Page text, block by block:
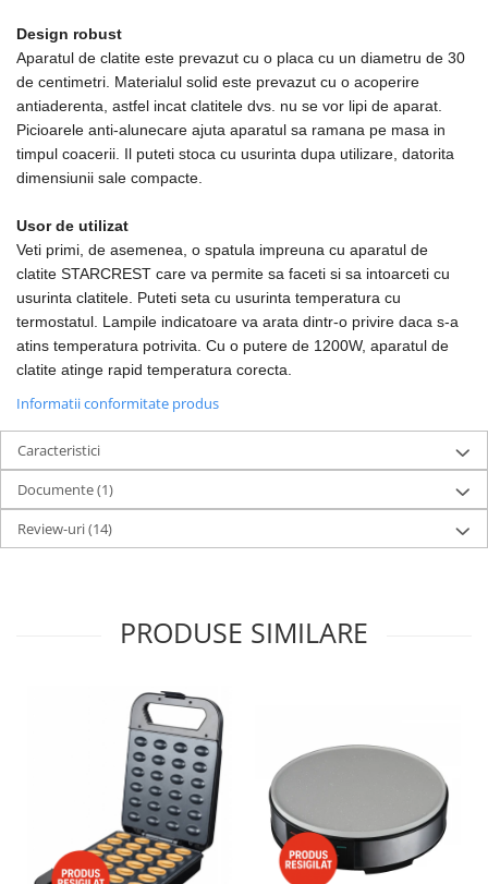
Aparate de spumat lapte
Espressoare
Preparare desert
accesori inghetata
Aparate de facut inghetata
Masini de facut paine
Prajitoare de paine
Storcatoare
Storcatoare
Tigai
Design robust
Aparatul de clatite este prevazut cu o placa cu un diametru de 30
de centimetri. Materialul solid este prevazut cu o acoperire
antiaderenta, astfel incat clatitele dvs. nu se vor lipi de aparat.
Picioarele anti-alunecare ajuta aparatul sa ramana pe masa in
timpul coacerii. Il puteti stoca cu usurinta dupa utilizare, datorita
dimensiunii sale compacte.
Usor de utilizat
Veti primi, de asemenea, o spatula impreuna cu aparatul de
clatite STARCREST care va permite sa faceti si sa intoarceti cu
usurinta clatitele. Puteti seta cu usurinta temperatura cu
termostatul. Lampile indicatoare va arata dintr-o privire daca s-a
atins temperatura potrivita. Cu o putere de 1200W, aparatul de
clatite atinge rapid temperatura corecta.
Informatii conformitate produs
Caracteristici
Documente (1)
Review-uri(14)
PRODUSE SIMILARE